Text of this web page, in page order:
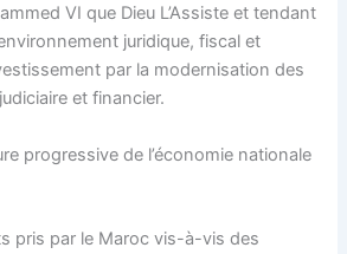
VI que Dieu L’Assiste et tendant
juridique, fiscal et
par la modernisation des
et financier.
progressive de l’économie nationale
pris par le Maroc vis-à-vis des